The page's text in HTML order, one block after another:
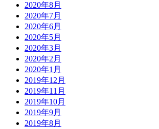
2020年8月
2020年7月
2020年6月
2020年5月
2020年3月
2020年2月
2020年1月
2019年12月
2019年11月
2019年10月
2019年9月
2019年8月